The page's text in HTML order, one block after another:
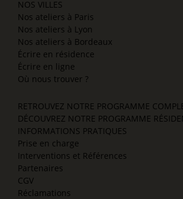
NOS VILLES
Nos ateliers à Paris
Nos ateliers à Lyon
Nos ateliers à Bordeaux
Écrire en résidence
Écrire en ligne
Où nous trouver ?
RETROUVEZ NOTRE PROGRAMME
DÉCOUVREZ NOTRE PROGRAMME
INFORMATIONS PRATIQUES
Prise en charge
Interventions et Références
Partenaires
CGV
Réclamations